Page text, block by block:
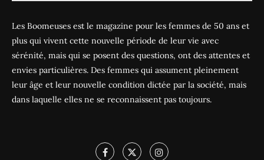
Les Boomeuses est le magazine pour les femmes de 50 ans et
plus qui vivent cette nouvelle période de leur vie avec
sérénité, mais qui se posent des questions, ont des attentes et
envies particulières. Des femmes qui assument pleinement
leur âge et leur nouvelle condition dictée par la société, mais
dans laquelle elles ne se reconnaissent pas toujours.